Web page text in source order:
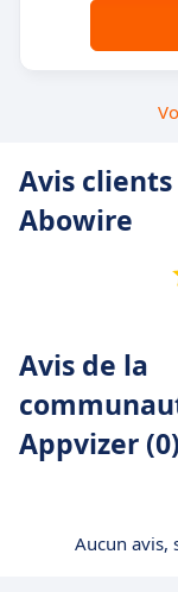
Avis
Abowire
Avis de la
Appvizer (0)
Aucun avis,